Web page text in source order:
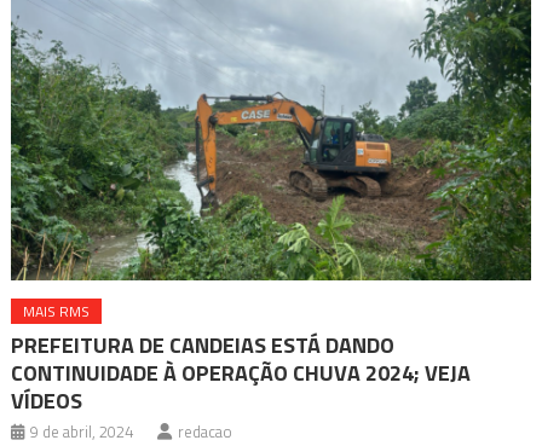
MAIS RMS
PREFEITURA DE CANDEIAS ESTÁ DANDO
CONTINUIDADE À OPERAÇÃO CHUVA 2024; VEJA
VÍDEOS
9 de abril, 2024 redacao